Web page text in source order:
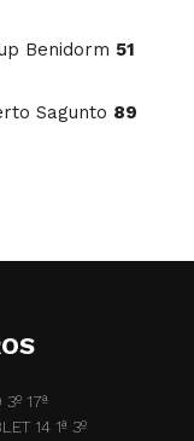
Benidorm 51
Sagunto 89
17ª
14 1ª 3º